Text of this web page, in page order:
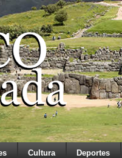
Cultura Deportes